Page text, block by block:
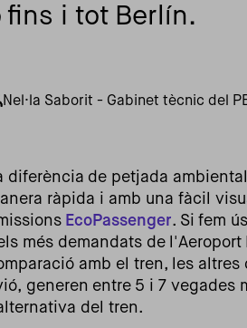
fins i tot Berlín.
Nel·la Saborit - Gabinet tècnic del
diferència de petjada
ràpida i amb una fàcil
EcoPassenger. Si fem
més demandats de
amb el tren, les
generen entre 5 i 7 vegades
del tren.